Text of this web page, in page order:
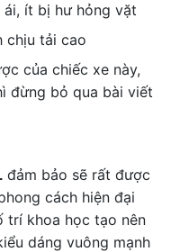
ít bị hư hỏng vặt
chịu tải cao
của chiếc xe này,
đừng bỏ qua bài viết
đảm bảo sẽ rất được
cách hiện đại
trí khoa học tạo nên
dáng vuông mạnh